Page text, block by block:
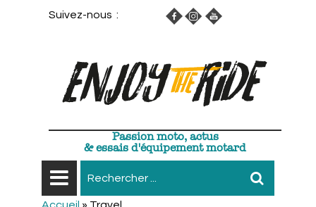
Suivez-nous :
Passion moto, actus
& essais d'équipement motard
Accueil » Travel